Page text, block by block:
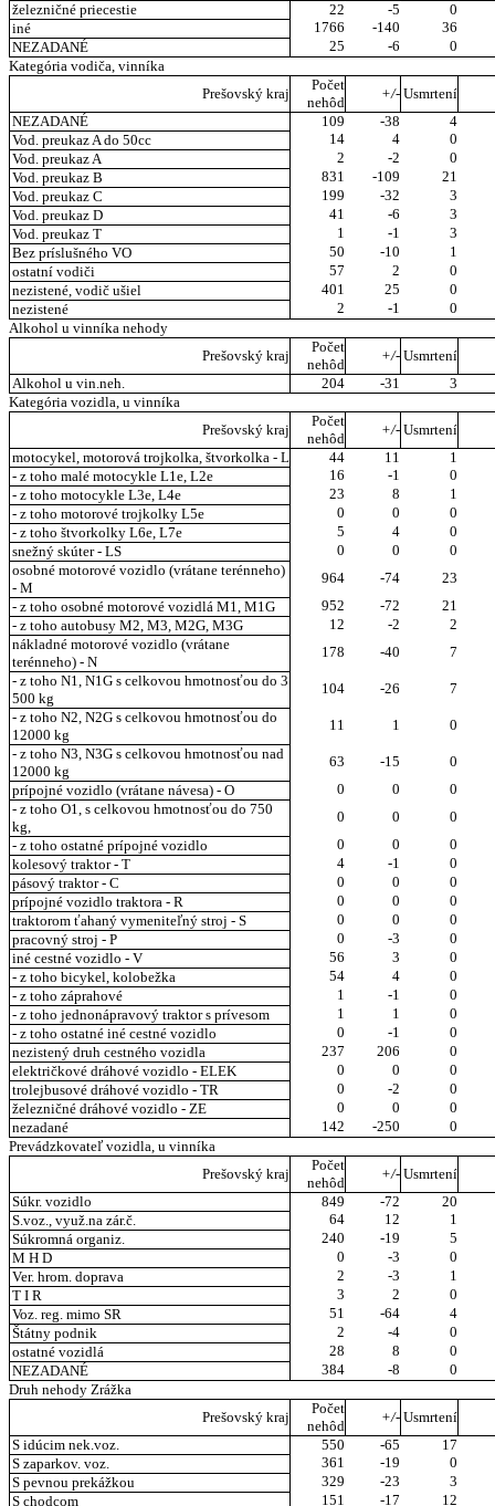
železničné priecestie
22 -5
0
iné
1766 -140
36
NEZADANÉ
25 -6
0
Kategória vodiča, vinníka
Prešovský kraj
Počet
nehôd
+/- Usmrtení
NEZADANÉ
109 -38
4
Vod. preukaz A do 50cc
14 4
0
Vod. preukaz A
2 -2
0
Vod. preukaz B
831 -109
21
Vod. preukaz C
199 -32
3
Vod. preukaz D
41 -6
3
Vod. preukaz T
1 -1
3
Bez príslušného VO
50 -10
1
ostatní vodiči
57 2
0
nezistené, vodič ušiel
401 25
0
nezistené
2 -1
0
Alkohol u vinníka nehody
Prešovský kraj
Počet
nehôd
+/- Usmrtení
Alkohol u vin.neh.
204 -31
3
Kategória vozidla, u vinníka
Prešovský kraj
Počet
nehôd
+/- Usmrtení
motocykel, motorová trojkolka, štvorkolka - L
44 11
1
- z toho malé motocykle L1e, L2e
16 -1
0
- z toho motocykle L3e, L4e
23 8
1
- z toho motorové trojkolky L5e
0 0
0
- z toho štvorkolky L6e, L7e
5 4
0
snežný skúter - LS
0 0
0
osobné motorové vozidlo (vrátane terénneho)
- M
964 -74
23
- z toho osobné motorové vozidlá M1, M1G
952 -72
21
- z toho autobusy M2, M3, M2G, M3G
12 -2
2
nákladné motorové vozidlo (vrátane
terénneho) - N
178 -40
7
- z toho N1, N1G s celkovou hmotnosťou do 3
500 kg
104 -26
7
- z toho N2, N2G s celkovou hmotnosťou do
12000 kg
11 1
0
- z toho N3, N3G s celkovou hmotnosťou nad
12000 kg
63 -15
0
prípojné vozidlo (vrátane návesa) - O
0 0
0
- z toho O1, s celkovou hmotnosťou do 750
kg,
0 0
0
- z toho ostatné prípojné vozidlo
0 0
0
kolesový traktor - T
4 -1
0
pásový traktor - C
0 0
0
prípojné vozidlo traktora - R
0 0
0
traktorom ťahaný vymeniteľný stroj - S
0 0
0
pracovný stroj - P
0 -3
0
iné cestné vozidlo - V
56 3
0
- z toho bicykel, kolobežka
54 4
0
- z toho záprahové
1 -1
0
- z toho jednonápravový traktor s prívesom
1 1
0
- z toho ostatné iné cestné vozidlo
0 -1
0
nezistený druh cestného vozidla
237 206
0
električkové dráhové vozidlo - ELEK
0 0
0
trolejbusové dráhové vozidlo - TR
0 -2
0
železničné dráhové vozidlo - ZE
0 0
0
nezadané
142 -250
0
Prevádzkovateľ vozidla, u vinníka
Prešovský kraj
Počet
nehôd
+/- Usmrtení
Súkr. vozidlo
849 -72
20
S.voz., využ.na zár.č.
64 12
1
Súkromná organiz.
240 -19
5
M H D
0 -3
0
Ver. hrom. doprava
2 -3
1
T I R
3 2
0
Voz. reg. mimo SR
51 -64
4
Štátny podnik
2 -4
0
ostatné vozidlá
28 8
0
NEZADANÉ
384 -8
0
Druh nehody Zrážka
Prešovský kraj
Počet
nehôd
+/- Usmrtení
S idúcim nek.voz.
550 -65
17
S zaparkov. voz.
361 -19
0
S pevnou prekážkou
329 -23
3
S chodcom
151 -17 12